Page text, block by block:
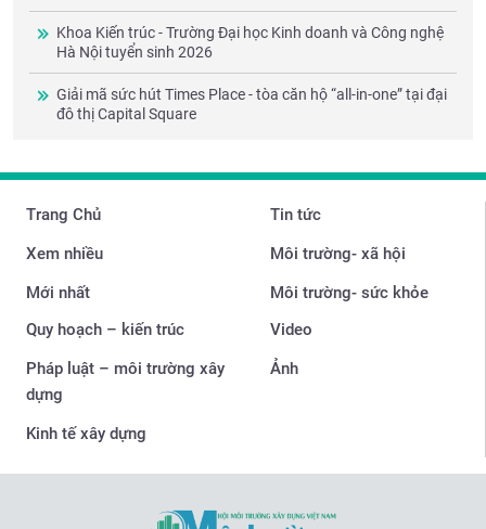
Khoa Kiến trúc - Trường Đại học Kinh doanh và Công nghệ
Hà Nội tuyển sinh 2026
Giải mã sức hút Times Place - tòa căn hộ “all-in-one” tại đại
đô thị Capital Square
Trang Chủ
Xem nhiều
Mới nhất
Tin tức
Môi trường- xã hội
Môi trường- sức khỏe
Quy hoạch – kiến trúc
Pháp luật – môi trường xây
dựng
Kinh tế xây dựng
Video
Ảnh